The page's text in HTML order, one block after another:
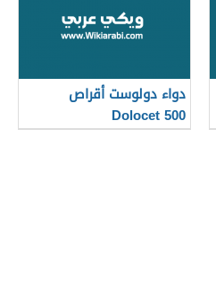
دواء دولوست أقراص
Dolocet 500